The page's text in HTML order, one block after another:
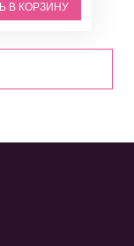
В КОРЗИНУ